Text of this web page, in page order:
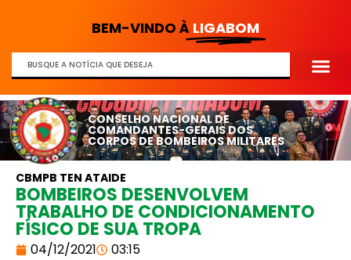
BEM-VINDO À LIGABOM
CONSELHO NACIONAL DE
COMANDANTES-GERAIS DOS
CORPOS DE BOMBEIROS MILITARES
CBMPB TEN ATAIDE
BOMBEIROS DESENVOLVEM
TRABALHO DE CONDICIONAMENTO
FÍSICO DE SUA TROPA
04/12/2021 03:15